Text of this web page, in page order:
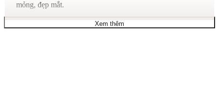
mỏng, đẹp mắt.
Chuyển động quét bằng hai tay sẽ hoàn thành bức tranh.
Xem thêm